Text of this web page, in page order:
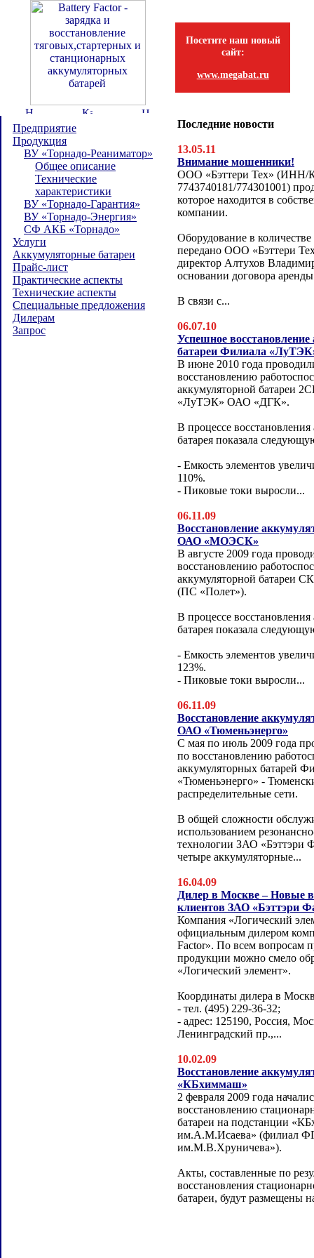
Посетите наш новый
сайт:
www.megabat.ru
Предприятие
Продукция
ВУ «Торнадо-Реаниматор»
Общее описание
Технические
характеристики
ВУ «Торнадо-Гарантия»
ВУ «Торнадо-Энергия»
СФ АКБ «Торнадо»
Услуги
Аккумуляторные батареи
Прайс-лист
Практические аспекты
Технические аспекты
Специальные предложения
Дилерам
Запрос
Последние новости
13.05.11
Внимание мошенники!
ООО «Бэттери Тех»
7743740181/774301001)
которое находится в
компании.
Оборудование в
передано ООО «Бэттери
директор Алтухов
основании договора
В связи с...
06.07.10
Успешное
батареи Филиала
В июне 2010 года
восстановлению
аккумуляторной батареи
«ЛуТЭК» ОАО «ДГК».
В процессе восстановления
батарея показала
- Емкость элементов
110%.
- Пиковые токи выросли...
06.11.09
Восстановление
ОАО «МОЭСК»
В августе 2009 года
восстановлению
аккумуляторной
(ПС «Полет»).
В процессе восстановления
батарея показала
- Емкость элементов
123%.
- Пиковые токи выросли...
06.11.09
Восстановление
ОАО «Тюменьэнерго»
С мая по июль 2009 года
по восстановлению
аккумуляторных батарей
«Тюменьэнерго» -
распределительные сети.
В общей сложности
использованием
технологии ЗАО «Бэттэри
четыре аккумуляторные...
16.04.09
Дилер в Москве – Новые
клиентов ЗАО «Бэттэри
Компания «Логический
официальным дилером
Factor». По всем вопросам
продукции можно смело
«Логический элемент».
Координаты дилера в
- тел. (495) 229-36-32;
- адрес: 125190, Россия,
Ленинградский пр.,...
10.02.09
Восстановление
«КБхиммаш»
2 февраля 2009 года
восстановлению
батареи на подстанции
им.А.М.Исаева» (филиал
им.М.В.Хруничева»).
Акты, составленные по
восстановления
батареи, будут размещены